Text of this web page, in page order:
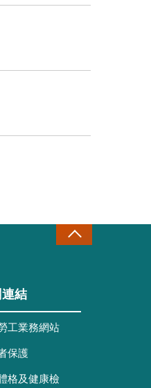
結
工業務網站
保護
格及健康檢